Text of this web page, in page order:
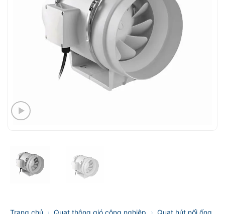
Trang chủ › Quạt thông gió công nghiệp › Quạt hút nối ống